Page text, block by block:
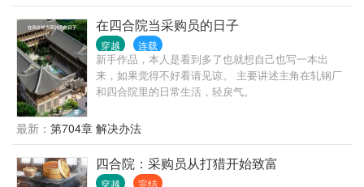
在四合院当采购员的日子
穿越 连载
新手作品，本人是看到多了也就想自己也写一本出
来，如果觉得不好看请见谅。 主要讲述主角在轧钢厂
和四合院里的日常生活，轻戾气。
最新： 第704章 解决办法
四合院：采购员从打猎开始致富
穿越 完结